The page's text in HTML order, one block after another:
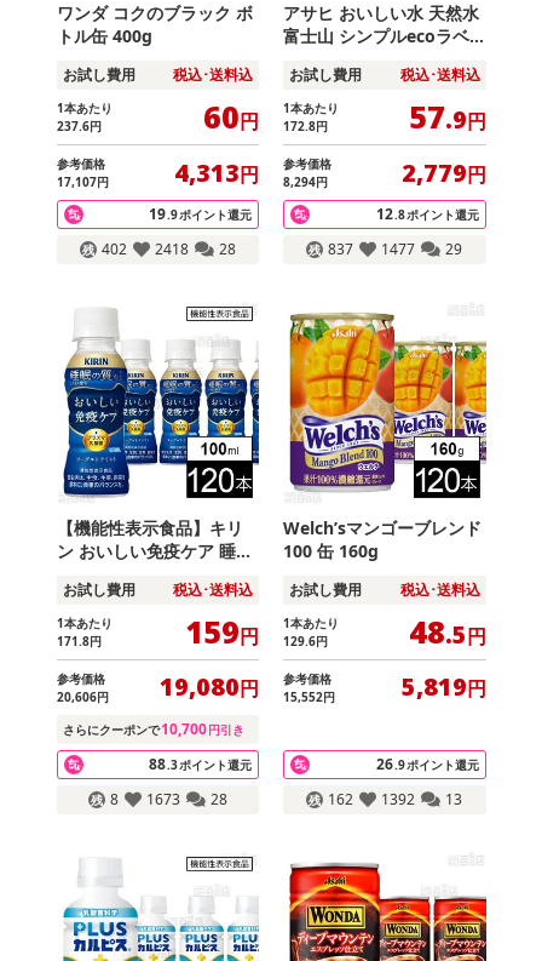
ワンダ コクのブラック ボ
トル缶 400g
お試し費用 税込･送料込
1本あたり
237.6円 60円
参考価格
17,107円 4,313円
19.9ポイント還元
402 2418 28
アサヒ おいしい水 天然水
富士山 シンプルecoラベ
お試し費用 税込･送料込
1本あたり
172.8円 57.9円
参考価格
8,294円 2,779円
12.8ポイント還元
837 1477 29
【機能性表示食品】キリ
ン おいしい免疫ケア 睡眠
お試し費用 税込･送料込
1本あたり
171.8円 159円
参考価格
20,606円 19,080円
さらにクーポンで10,700円引き
88.3ポイント還元
8 1673 28
Welch’sマンゴーブレンド
100 缶 160g
お試し費用 税込･送料込
1本あたり
129.6円 48.5円
参考価格
15,552円 5,819円
26.9ポイント還元
162 1392 13